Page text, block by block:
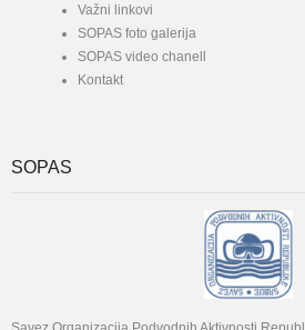
Važni linkovi
SOPAS foto galerija
SOPAS video chanell
Kontakt
SOPAS